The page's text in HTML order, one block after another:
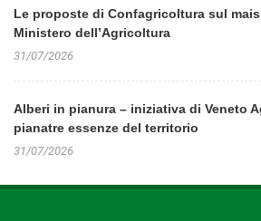
Le proposte di Confagricoltura sul
Ministero dell’Agricoltura
31/07/2026
Alberi in pianura – iniziativa di Veneto
pianatre essenze del territorio
31/07/2026